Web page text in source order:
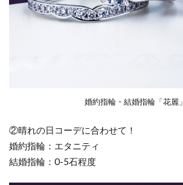
婚約指輪・結婚指輪「花麗」
②晴れの日コーデに合わせて！
婚約指輪：エタニティ
結婚指輪：0-5石程度